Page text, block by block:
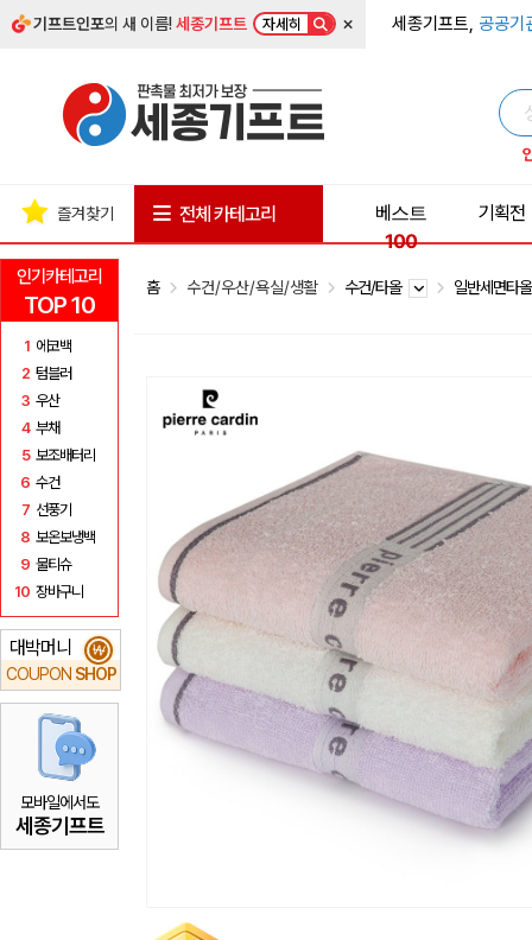
기프트인포의 새 이름!세종기프트 자세히 × 세종기프트, 공공기
인기카테고리
TOP 10
1 에코백
2 텀블러
3 우산
4 부채
5 보조배터리
6 수건
7 선풍기
8 보온보냉백
9 물티슈
10 장바구니
대박머니
COUPON SHOP
₩
모바일에서도
세종기프트
즐겨찾기 전체 카테고리
베스트
100
기획전
홈 수건/우산/욕실/생활 수건/타올 일반세면타